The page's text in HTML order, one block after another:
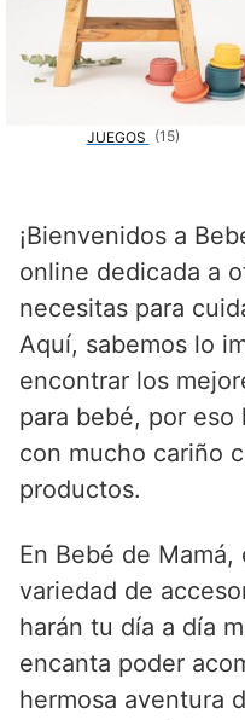
JUEGOS (15)
¡Bienvenidos a
online dedicada a
necesitas para
Aquí, sabemos lo
encontrar los
para bebé, por eso
con mucho cariño
productos.
En Bebé de
variedad de
harán tu día a día
encanta poder
hermosa aventura